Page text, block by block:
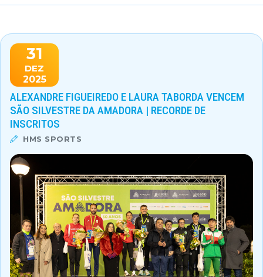
31
DEZ
2025
ALEXANDRE FIGUEIREDO E LAURA TABORDA VENCEM
SÃO SILVESTRE DA AMADORA | RECORDE DE
INSCRITOS
HMS SPORTS